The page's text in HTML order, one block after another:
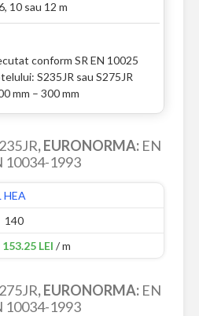
10 sau 12 m
conform SR EN 10025
S235JR sau S275JR
mm – 300 mm
, EURONORMA: EN
10034-1993
HEA
140
153.25 LEI / m
, EURONORMA: EN
10034-1993